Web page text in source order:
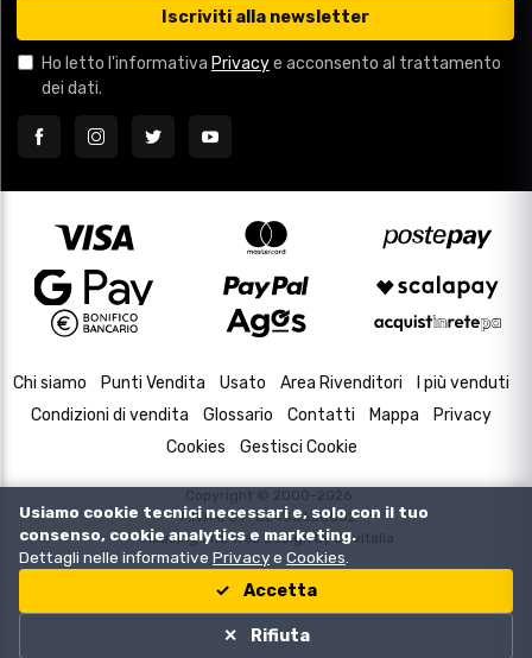
Iscriviti alla newsletter
Ho letto l'informativa Privacye acconsento al trattamento
dei dati.
Chi siamo Punti Vendita Usato Area Rivenditori
I più venduti
Condizioni di vendita
Glossario Contatti Mappa
Privacy
Cookies
Gestisci Cookie
Copyright © 2000-2026
P.IVA e C.F. 02433630502
Housing and Web Design byDevItalia
Usiamo cookie tecnici necessari e, solo con il tuo
consenso, cookie analytics e marketing.
Dettagli nelle informative Privacye Cookies
Accetta
Rifiuta